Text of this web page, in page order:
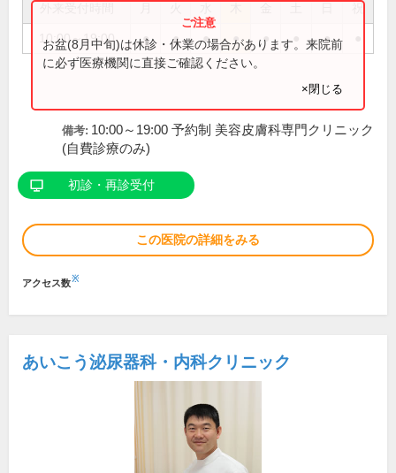
祝
10:00～19:00 ● ● ● ● ● ●
お盆(8月中旬)は休診・休業の場合があります。来院前
に必ず医療機関に直接ご確認ください。
×閉じる
備考: 10:00～19:00 予約制 美容皮膚科専門クリニック
(自費診療のみ)
初診・再診受付
この医院の詳細をみる
アクセス数※
あいこう泌尿器科・内科クリニック